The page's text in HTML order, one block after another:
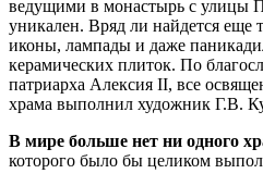
ведущими в монастырь с улицы
уникален. Вряд ли найдется еще
иконы, лампады и даже
керамических плиток. По
патриарха Алексия II, все
храма выполнил художник Г.В.
В мире больше нет ни одного
которого было бы целиком